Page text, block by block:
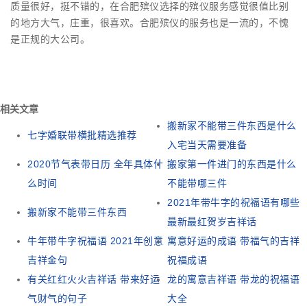
质量很好，挺不错的，在合肥殡仪选择的殡仪服务感觉很值比别
的地方大气，庄重，很喜欢。合肥殡仪的服务也是一流的，不愧
是正规的大公司。
相关文章
七字婚联带横批精选推荐
搬新家不能带三件东西是什么
入宅当天需要准备
2020节气表带日历 全年具体什
么时间
搬家第一件进门的东西是什么
不能带哪三件
搬新家不能带三件东西
2021年带牛字的祝福语有哪些
最新最红贺岁吉祥话
牛年带牛字祝福语 2021年创意
吉祥金句
寓意好运的成语 带福气的吉祥
祝福成语
有关红红火火吉祥话 带来好运
气财气的句子
龙的寓意吉祥语 带龙的祝福语
大全